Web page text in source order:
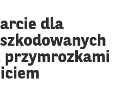
dla
przymrozkami